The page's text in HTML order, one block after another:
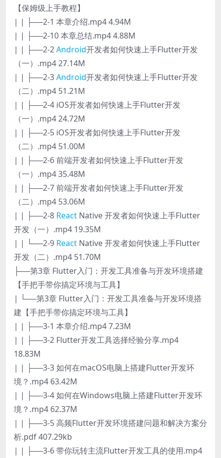
【保姆级上手教程】
| | ├──2-1 本章介绍.mp4 4.94M
| | ├──2-10 本章总结.mp4 4.88M
| | ├──2-2Android开发者如何快速上手Flutter开发
（一）.mp4 27.14M
| | ├──2-3Android开发者如何快速上手Flutter开发
（二）.mp4 51.21M
| | ├──2-4 iOS开发者如何快速上手Flutter开发
（一）.mp4 24.72M
| | ├──2-5 iOS开发者如何快速上手Flutter开发
（二）.mp4 51.00M
| | ├──2-6 前端开发者如何快速上手Flutter开发
（一）.mp4 35.48M
| | ├──2-7 前端开发者如何快速上手Flutter开发
（二）.mp4 53.06M
| | ├──2-8 React Native 开发者如何快速上手Flutter
开发（一）.mp4 19.35M
| | └──2-9 React Native 开发者如何快速上手Flutter
开发（二）.mp4 51.70M
├──第3章 Flutter入门：开发工具准备与开发环境搭建
【手把手带你搞定环境与工具】
| └──第3章 Flutter入门：开发工具准备与开发环境搭
建【手把手带你搞定环境与工具】
| | ├──3-1 本章介绍.mp4 7.23M
| | ├──3-2 Flutter开发工具选择经验分享.mp4
18.83M
| | ├──3-3 如何在macOS电脑上搭建Flutter开发环
境？.mp4 63.42M
| | ├──3-4 如何在Windows电脑上搭建Flutter开发环
境？.mp4 62.37M
| | ├──3-5 高频Flutter开发环境搭建问题和解决方案分
析.pdf 407.29kb
| | ├──3-6 带你玩转主流Flutter开发工具的使用.mp4